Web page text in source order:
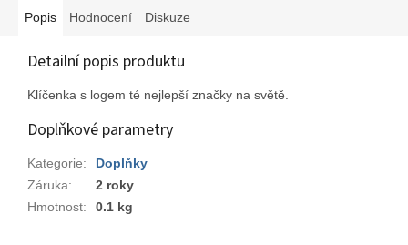
Popis Hodnocení Diskuze
Detailní popis produktu
Klíčenka s logem té nejlepší značky na světě.
Doplňkové parametry
Kategorie:
Doplňky
Záruka:
2 roky
Hmotnost: 0.1 kg